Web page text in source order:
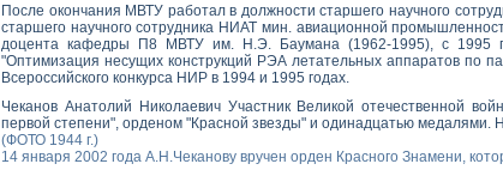
После окончания МВТУ работал в должности старшего научного
старшего научного сотрудника НИАТ мин. авиационной
доцента кафедры П8 МВТУ им. Н.Э. Баумана (1962-1995), с 1995
"Оптимизация несущих конструкций РЭА летательных аппаратов по
Всероссийского конкурса НИР в 1994 и 1995 годах.
Чеканов Анатолий Николаевич Участник Великой отечественной
первой степени", орденом "Красной звезды" и одинадцатью
(ФОТО 1944 г.)
14 января 2002 года А.Н.Чеканову вручен орден Красного Знамени,